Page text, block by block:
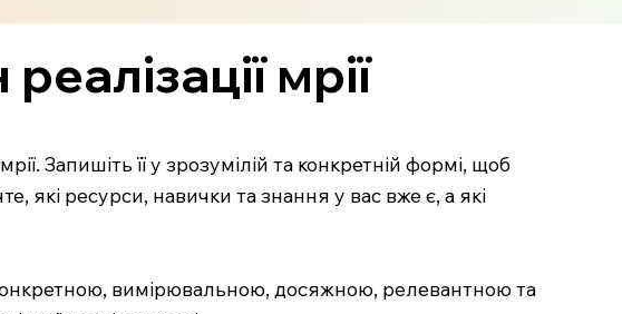
мрії
Запишіть її у зрозумілій та конкретній формі, щоб
які ресурси, навички та знання у вас вже є, а які
вимірювальною, досяжною, релевантною та